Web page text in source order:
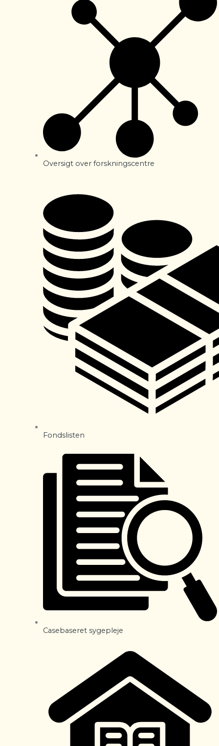
Oversigt over forskningscentre
Fondslisten
Casebaseret sygepleje